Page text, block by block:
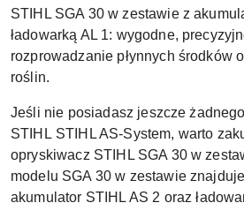
STIHL SGA 30 w zestawie z
ładowarką AL 1: wygodne,
rozprowadzanie płynnych środków
roślin.
Jeśli nie posiadasz jeszcze
STIHL STIHL AS-System, warto
opryskiwacz STIHL SGA 30 w
modelu SGA 30 w zestawie
akumulator STIHL AS 2 oraz